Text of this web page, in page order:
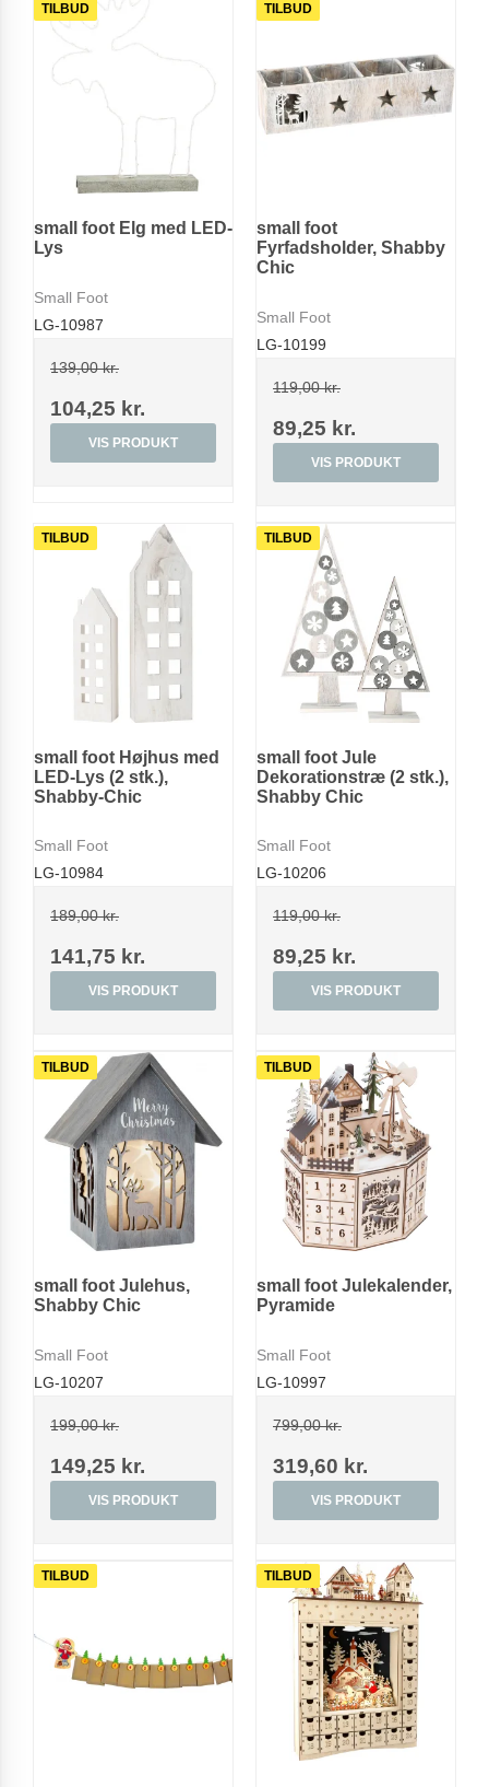
TILBUD
small foot Elg med LED-
Lys
Small Foot
LG-10987
139,00 kr.
104,25 kr.
VIS PRODUKT
TILBUD
small foot
Fyrfadsholder, Shabby
Chic
Small Foot
LG-10199
119,00 kr.
89,25 kr.
VIS PRODUKT
TILBUD
small foot Højhus med
LED-Lys (2 stk.),
Shabby-Chic
Small Foot
LG-10984
189,00 kr.
141,75 kr.
VIS PRODUKT
TILBUD
small foot Jule
Dekorationstræ (2 stk.),
Shabby Chic
Small Foot
LG-10206
119,00 kr.
89,25 kr.
VIS PRODUKT
TILBUD
small foot Julehus,
Shabby Chic
Small Foot
LG-10207
199,00 kr.
149,25 kr.
VIS PRODUKT
TILBUD
small foot Julekalender,
Pyramide
Small Foot
LG-10997
799,00 kr.
319,60 kr.
VIS PRODUKT
TILBUD TILBUD